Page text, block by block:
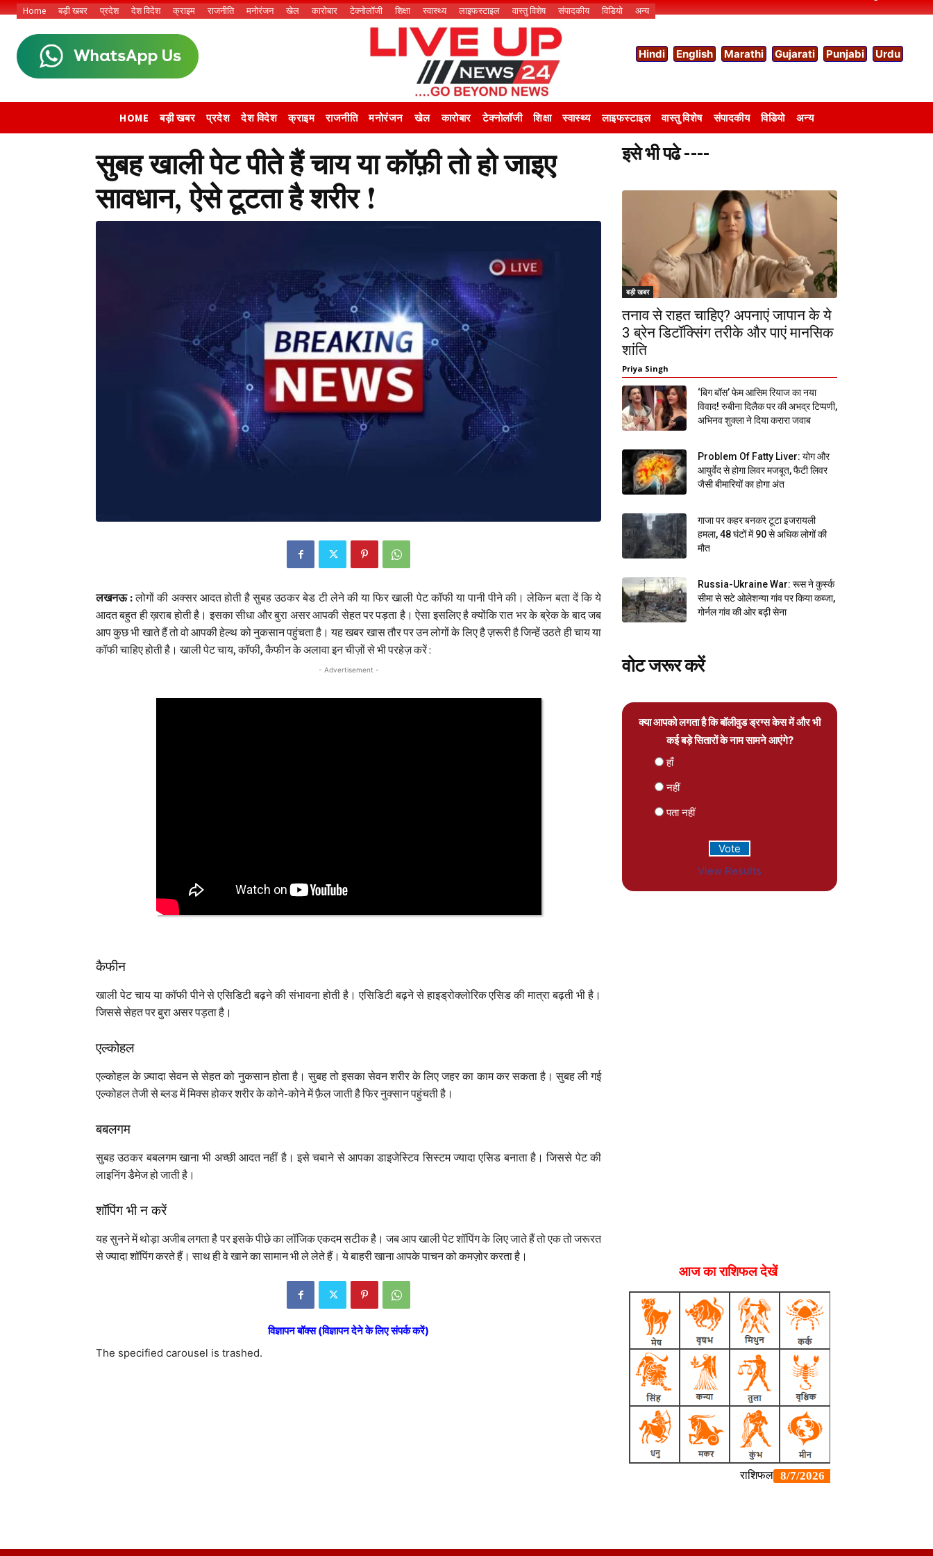
Home बड़ी खबर प्रदेश देश विदेश क्राइम राजनीति मनोरंजन खेल कारोबार टेक्नोलॉजी शिक्षा स्वास्थ्य लाइफस्टाइल वास्तु विशेष संपादकीय विडियो अन्य
Hindi English Marathi Gujarati Punjabi Urdu
HOME बड़ी खबर प्रदेश देश विदेश क्राइम राजनीति मनोरंजन खेल कारोबार टेक्नोलॉजी शिक्षा स्वास्थ्य लाइफस्टाइल वास्तु विशेष संपादकीय विडियो अन्य
सुबह खाली पेट पीते हैं चाय या कॉफ़ी तो हो जाइए
सावधान, ऐसे टूटता है शरीर !
लखनऊ :लोगों की अक्सर आदत होती है सुबह उठकर बेड टी लेने की या फिर खाली पेट कॉफी या पानी पीने की। लेकिन बता दें कि ये
आदत बहुत ही ख़राब होती है। इसका सीधा और बुरा असर आपकी सेहत पर पड़ता है। ऐसा इसलिए है क्योंकि रात भर के ब्रेक के बाद जब
आप कुछ भी खाते हैं तो वो आपकी हेल्थ को नुकसान पहुंचता है। यह खबर खास तौर पर उन लोगों के लिए है ज़रूरी है जिन्हें उठते ही चाय या
कॉफी चाहिए होती है। खाली पेट चाय, कॉफी, कैफीन के अलावा इन चीज़ों से भी परहेज़ करें :
- Advertisement -
कैफीन
खाली पेट चाय या कॉफी पीने से एसिडिटी बढ़ने की संभावना होती है। एसिडिटी बढ़ने से हाइड्रोक्लोरिक एसिड की मात्रा बढ़ती भी है।
जिससे सेहत पर बुरा असर पड़ता है।
एल्कोहल
एल्कोहल के ज़्यादा सेवन से सेहत को नुकसान होता है। सुबह तो इसका सेवन शरीर के लिए जहर का काम कर सकता है। सुबह ली गई
एल्कोहल तेजी से ब्लड में मिक्स होकर शरीर के कोने-कोने में फ़ैल जाती है फिर नुक्सान पहुंचती है।
बबलगम
सुबह उठकर बबलगम खाना भी अच्छी आदत नहीं है। इसे चबाने से आपका डाइजेस्टिव सिस्टम ज्यादा एसिड बनाता है। जिससे पेट की
लाइनिंग डैमेज हो जाती है।
शॉपिंग भी न करें
यह सुनने में थोड़ा अजीब लगता है पर इसके पीछे का लॉजिक एकदम सटीक है। जब आप खाली पेट शॉपिंग के लिए जाते हैं तो एक तो जरूरत
से ज्यादा शॉपिंग करते हैं। साथ ही वे खाने का सामान भी ले लेते हैं। ये बाहरी खाना आपके पाचन को कमज़ोर करता है।
विज्ञापन बॉक्स (विज्ञापन देने के लिए संपर्क करें)
The specified carousel is trashed.
इसे भी पढे ----
बड़ी खबर
तनाव से राहत चाहिए? अपनाएं जापान के ये
3 ब्रेन डिटॉक्सिंग तरीके और पाएं मानसिक
शांति
Priya Singh
‘बिग बॉस’ फेम आसिम रियाज का नया
विवाद! रुबीना दिलैक पर की अभद्र टिप्पणी,
अभिनव शुक्ला ने दिया करारा जवाब
Problem Of Fatty Liver: योग और
आयुर्वेद से होगा लिवर मजबूत, फैटी लिवर
जैसी बीमारियों का होगा अंत
गाजा पर कहर बनकर टूटा इजरायली
हमला, 48 घंटों में 90 से अधिक लोगों की
मौत
Russia-Ukraine War: रूस ने कुर्स्क
सीमा से सटे ओलेशन्या गांव पर किया कब्जा,
गोर्नल गांव की ओर बढ़ी सेना
वोट जरूर करें
क्या आपको लगता है कि बॉलीवुड ड्रग्स केस में और भी
कई बड़े सितारों के नाम सामने आएंगे?
हाँ
नहीं
पता नहीं
View Results
आज का राशिफल देखें